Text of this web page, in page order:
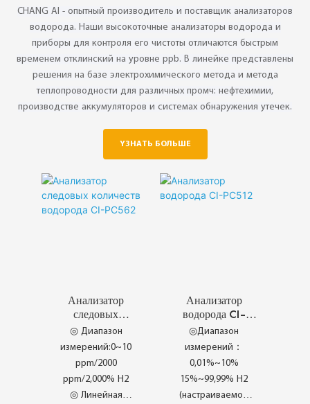
CHANG AI - опытный производитель и поставщик анализаторов
водорода. Наши высокоточные анализаторы водорода и
приборы для контроля его чистоты отличаются быстрым
временем отклинский на уровне ppb. В линейке представлены
решения на базе электрохимического метода и метода
теплопроводности для различных промч: нефтехимии,
производстве аккумуляторов и системах обнаружения утечек.
YЗНАТЬ БОЛЬШЕ
Анализатор
следовых
количеств
водорода CI-
PC562
◎ Диапазон
измерений:0~10
ppm/2000
ppm/2,000% H2
◎ Линейная
Анализатор
водорода CI-
PC512
◎Диапазон
измерений：
0,01%~10%
15%~99,99% H2
(настраиваемое